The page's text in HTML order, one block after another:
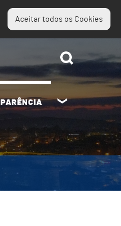
Aceitar todos os Cookies